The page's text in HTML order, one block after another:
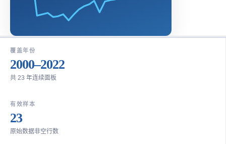
覆盖年份
2000–2022
共 23 年连续面板
有效样本
23
原始数据非空行数